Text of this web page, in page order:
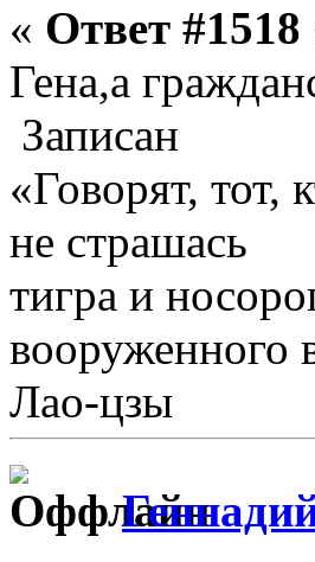
« Ответ #1518
Гена,а
Записан
«Говорят, тот,
не страшась
тигра и
вооруженного
Лао-цзы